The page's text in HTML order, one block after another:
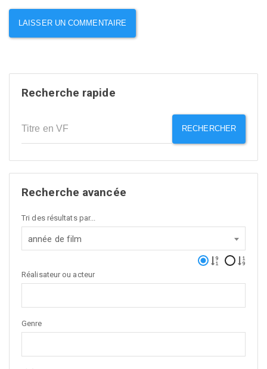
Recherche rapide
RECHERCHER
Recherche avancée
Tri des résultats par...
année de film
Réalisateur ou acteur
Genre